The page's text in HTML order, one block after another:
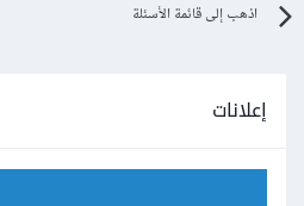
اذهب إلى قائمة الأسئلة
إعلانات